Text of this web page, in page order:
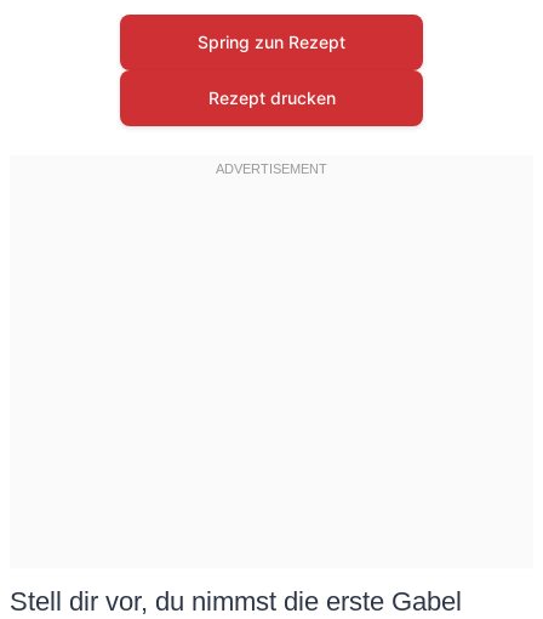
Spring zun Rezept
Rezept drucken
Stell dir vor, du nimmst die erste Gabel